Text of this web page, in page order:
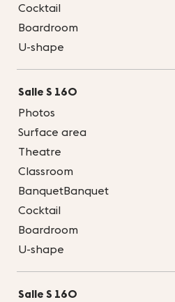
Cocktail
Boardroom
U-shape
Salle S 160
Photos
Surface area
Theatre
Classroom
BanquetBanquet
Cocktail
Boardroom
U-shape
Salle S 160